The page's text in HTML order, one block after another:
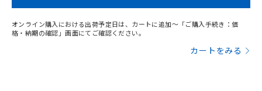
オンライン購入における出荷予定日は、カートに追加～「ご購入手続き：価
格・納期の確認」画面にてご確認ください。
カートをみる